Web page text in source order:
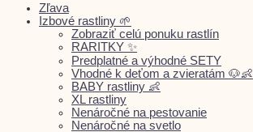
Zľava
Izbové rastliny 🌱
Zobraziť celú ponuku rastlín
RARITKY ✨
Predplatné a výhodné SETY
Vhodné k deťom a zvieratám 🐶👶
BABY rastliny 👶
XL rastliny
Nenáročné na pestovanie
Nenáročné na svetlo